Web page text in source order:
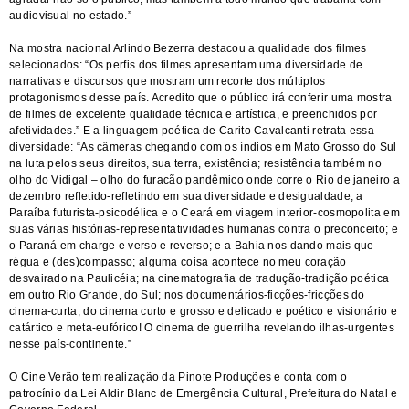
audiovisual no estado.”
Na mostra nacional Arlindo Bezerra destacou a qualidade dos filmes
selecionados: “Os perfis dos filmes apresentam uma diversidade de
narrativas e discursos que mostram um recorte dos múltiplos
protagonismos desse país. Acredito que o público irá conferir uma mostra
de filmes de excelente qualidade técnica e artística, e preenchidos por
afetividades.” E a linguagem poética de Carito Cavalcanti retrata essa
diversidade: “As câmeras chegando com os índios em Mato Grosso do Sul
na luta pelos seus direitos, sua terra, existência; resistência também no
olho do Vidigal – olho do furacão pandêmico onde corre o Rio de janeiro a
dezembro refletido-refletindo em sua diversidade e desigualdade; a
Paraíba futurista-psicodélica e o Ceará em viagem interior-cosmopolita em
suas várias histórias-representatividades humanas contra o preconceito; e
o Paraná em charge e verso e reverso; e a Bahia nos dando mais que
régua e (des)compasso; alguma coisa acontece no meu coração
desvairado na Paulicéia; na cinematografia de tradução-tradição poética
em outro Rio Grande, do Sul; nos documentários-ficções-fricções do
cinema-curta, do cinema curto e grosso e delicado e poético e visionário e
catártico e meta-eufórico! O cinema de guerrilha revelando ilhas-urgentes
nesse país-continente.”
O Cine Verão tem realização da Pinote Produções e conta com o
patrocínio da Lei Aldir Blanc de Emergência Cultural, Prefeitura do Natal e